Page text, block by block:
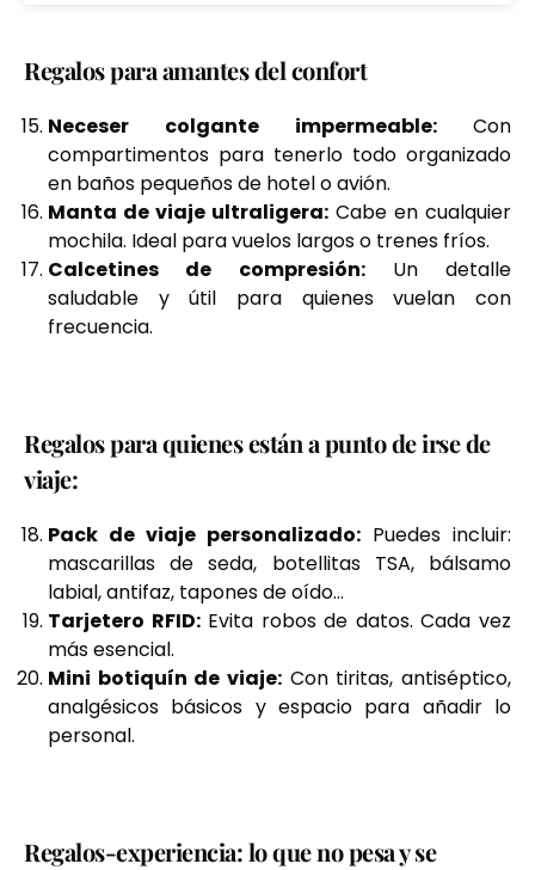
Regalos para amantes del confort
Neceser colgante impermeable: Con
compartimentos para tenerlo todo organizado
en baños pequeños de hotel o avión.
Manta de viaje ultraligera: Cabe en cualquier
mochila. Ideal para vuelos largos o trenes fríos.
Calcetines de compresión:Un detalle
saludable y útil para quienes vuelan con
frecuencia.
Regalos para quienes están a punto de irse de
viaje:
Pack de viaje personalizado: Puedes incluir:
mascarillas de seda, botellitas TSA, bálsamo
labial, antifaz, tapones de oído…
Tarjetero RFID:Evita robos de datos. Cada vez
más esencial.
Mini botiquín de viaje: Con tiritas, antiséptico,
analgésicos básicos y espacio para añadir lo
personal.
Regalos-experiencia: lo que no pesa y se